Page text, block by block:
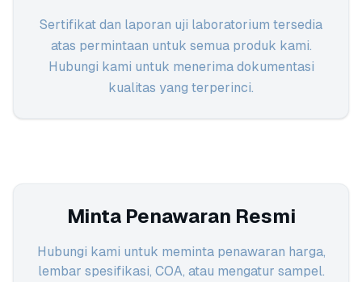
Sertifikat dan laporan uji laboratorium tersedia
atas permintaan untuk semua produk kami.
Hubungi kami untuk menerima dokumentasi
kualitas yang terperinci.
Minta Penawaran Resmi
Hubungi kami untuk meminta penawaran harga,
lembar spesifikasi, COA, atau mengatur sampel.